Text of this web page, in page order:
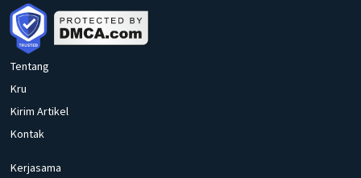
Tentang
Kru
Kirim Artikel
Kontak
Kerjasama